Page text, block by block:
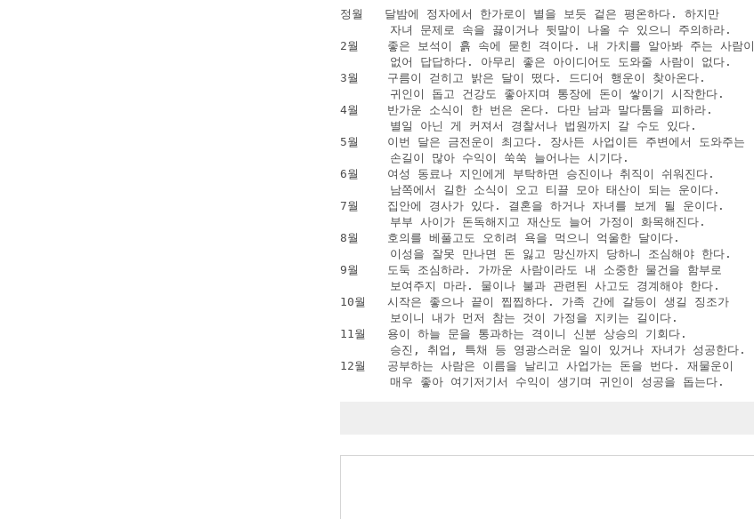
정월   달밤에 정자에서 한가로이 별을 보듯 겉은 평온하다. 하지만
       자녀 문제로 속을 끓이거나 뒷말이 나올 수 있으니 주의하라.
2월    좋은 보석이 흙 속에 묻힌 격이다. 내 가치를 알아봐 주는 사람이
       없어 답답하다. 아무리 좋은 아이디어도 도와줄 사람이 없다.
3월    구름이 걷히고 밝은 달이 떴다. 드디어 행운이 찾아온다.
       귀인이 돕고 건강도 좋아지며 통장에 돈이 쌓이기 시작한다.
4월    반가운 소식이 한 번은 온다. 다만 남과 말다툼을 피하라.
       별일 아닌 게 커져서 경찰서나 법원까지 갈 수도 있다.
5월    이번 달은 금전운이 최고다. 장사든 사업이든 주변에서 도와주는
       손길이 많아 수익이 쑥쑥 늘어나는 시기다.
6월    여성 동료나 지인에게 부탁하면 승진이나 취직이 쉬워진다.
       남쪽에서 길한 소식이 오고 티끌 모아 태산이 되는 운이다.
7월    집안에 경사가 있다. 결혼을 하거나 자녀를 보게 될 운이다.
       부부 사이가 돈독해지고 재산도 늘어 가정이 화목해진다.
8월    호의를 베풀고도 오히려 욕을 먹으니 억울한 달이다.
       이성을 잘못 만나면 돈 잃고 망신까지 당하니 조심해야 한다.
9월    도둑 조심하라. 가까운 사람이라도 내 소중한 물건을 함부로
       보여주지 마라. 물이나 불과 관련된 사고도 경계해야 한다.
10월   시작은 좋으나 끝이 찝찝하다. 가족 간에 갈등이 생길 징조가
       보이니 내가 먼저 참는 것이 가정을 지키는 길이다.
11월   용이 하늘 문을 통과하는 격이니 신분 상승의 기회다.
       승진, 취업, 특채 등 영광스러운 일이 있거나 자녀가 성공한다.
12월   공부하는 사람은 이름을 날리고 사업가는 돈을 번다. 재물운이
       매우 좋아 여기저기서 수익이 생기며 귀인이 성공을 돕는다.